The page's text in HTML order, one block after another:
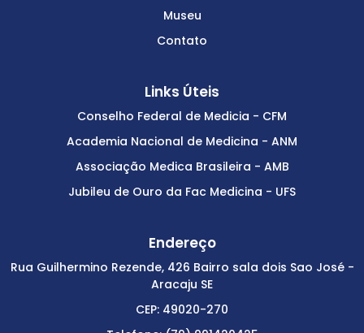
Museu
Contato
Links Úteis
Conselho Federal de Medicia - CFM
Academia Nacional de Medicina - ANM
Associação Medica Brasileira - AMB
Jubileu de Ouro da Fac Medicina - UFS
Endereço
Rua Guilhermino Rezende, 426 Bairro sala dois Sao José -
Aracaju SE
CEP: 49020-270